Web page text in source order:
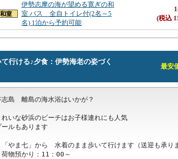
伊勢志摩の海が望める寛ぎの和
室 バス 全自トイレ付(2名～5
名) 1泊から予約可能
(税込
行ける♪夕食：伊勢海老の姿づく
最安
志島　離島の海水浴はいかが？
れいな砂浜のビーチはお子様連れにも人気
ールもあります
「やま七」から　水着のまま歩いて行けます（送迎も承り
荷物預かり：11：00～